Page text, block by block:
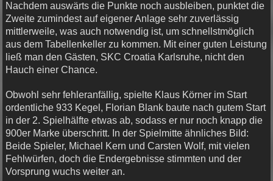
Nachdem auswärts die Punkte noch ausbleiben, punktet die
Zweite zumindest auf eigener Anlage sehr zuverlässig
mittlerweile, was auch notwendig ist, um schnellstmöglich
aus dem Tabellenkeller zu kommen. Mit einer guten Leistung
ließ man den Gästen, SKC Croatia Karlsruhe, nicht den
Hauch einer Chance.
Obwohl sehr fehleranfällig, spielte Klaus Körner im Start
ordentliche 933 Kegel, Florian Blank baute nach gutem Start
in der 2. Spielhälfte etwas ab, sodass er nur noch knapp die
900er Marke überschritt. In der Spielmitte ähnliches Bild:
Beide Spieler, Michael Kern und Carsten Wolf, mit vielen
Fehlwürfen, doch die Endergebnisse stimmten und der
Vorsprung wuchs weiter an.